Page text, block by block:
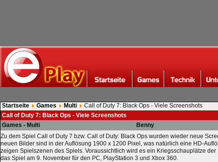
Startseite Games Multi
Call of Duty 7: Black Ops - Viele Screenshots
Call of Duty 7: Black Ops - Viele Screenshots
Games - Multi
Benny
Zu dem Spiel Call of Duty 7 bzw. Call of Duty: Black Ops wurden wieder neue
neuen Bilder sind in der Auflösung 1900 x 1200 Pixel, was natürlich eine HD-
zeigen Spielszenen des Spiels. Voraussichtlich wird es ein Kriegsschauplätze
das Spiel am 9. November für den PC, PlayStation 3 und Xbox 360.